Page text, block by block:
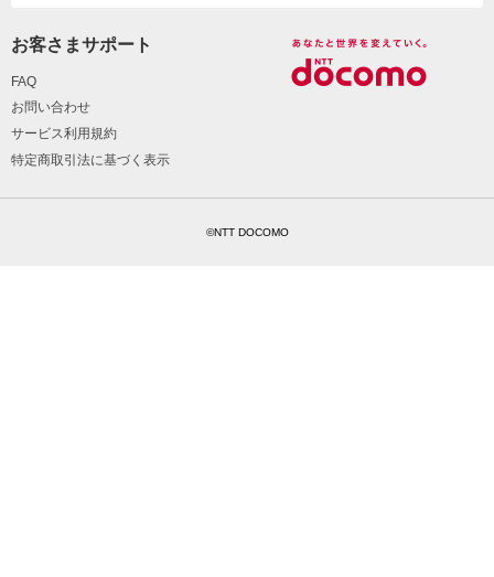
お客さまサポート
FAQ
お問い合わせ
サービス利用規約
特定商取引法に基づく表示
©NTT DOCOMO